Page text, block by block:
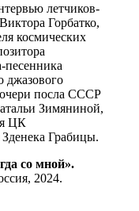
летчиков-
Горбатко,
космических
песенника
джазового
посла СССР
Зимяниной,
ЦК
Грабицы.
со мной».
2024.